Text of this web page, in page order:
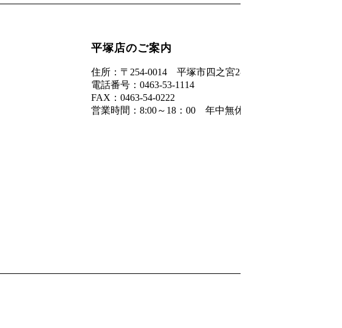
平塚店のご案内
住所：〒254-0014 平塚市四之宮2-24-31
電話番号：0463-53-1114
FAX：0463-54-0222
営業時間：8:00～18：00 年中無休